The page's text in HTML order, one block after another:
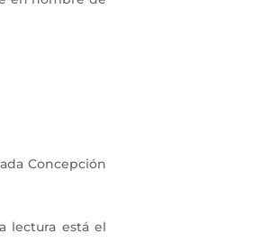
Concepción
lectura está el